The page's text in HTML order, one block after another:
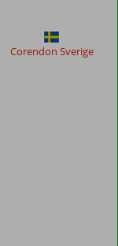
Corendon Sverige